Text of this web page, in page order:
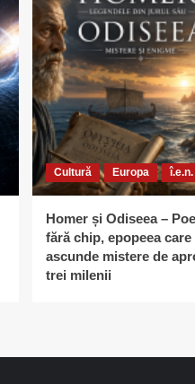
Cultură Europa î.e.n.
Homer și Odiseea –
fără chip, epopeea care
ascunde mistere de
trei milenii